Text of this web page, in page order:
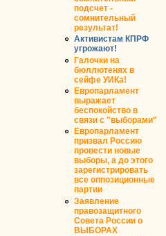
подсчет -
сомнительный
результат!
Активистам КПРФ
угрожают!
Галочки на
бюллютенях в
сейфе УИКа!
Европарламент
выражает
беспокойство в
связи с "выборами"
Европарламент
призвал Россию
провести новые
выборы, а до этого
зарегистрировать
все оппозиционные
партии
Заявление
правозащитного
Совета России о
ВЫБОРАХ